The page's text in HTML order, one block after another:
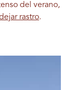
del verano,
rastro.